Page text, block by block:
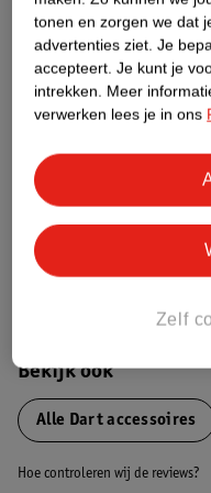
Over dit product
Productinformatie
Nature Impact Score
Dit
Bekijk ook
Alle Dart accessoires
Hoe controleren wij de reviews?
tonen en zorgen we dat
advertenties ziet. Je
accepteert. Je kunt je
intrekken. Meer
verwerken lees je in ons
Zelf